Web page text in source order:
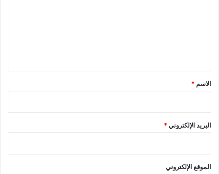
*
الاسم *
البريد الإلكتروني*
الموقع الإلكتروني